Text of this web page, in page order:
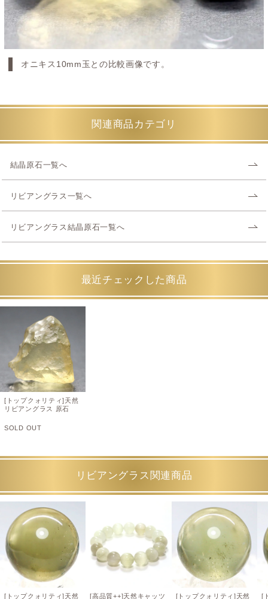
オニキス10mm玉との比較画像です。
関連商品カテゴリ
結晶原石一覧へ
リビアングラス一覧へ
リビアングラス結晶原石一覧へ
最近チェックした商品
[トップクォリティ]天然
リビアングラス 原石
SOLD OUT
リビアングラス関連商品
[トップクォリティ]天然 [高品質++]天然キャッツ [トップクォリティ]天然 [